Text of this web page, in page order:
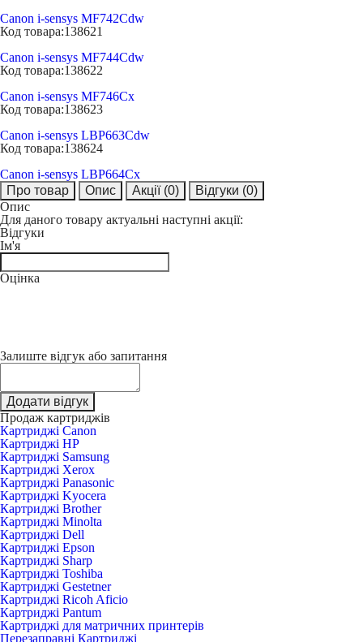
Canon i-sensys MF742Cdw
Код товара:138621
Canon i-sensys MF744Cdw
Код товара:138622
Canon i-sensys MF746Cx
Код товара:138623
Canon i-sensys LBP663Cdw
Код товара:138624
Canon i-sensys LBP664Cx
Про товар
Опис Акції (0) Відгуки (0)
Опис
Для даного товару актуальні наступні акції:
Відгуки
Ім'я
Оцінка
Залиште відгук або запитання
Додати відгук
Продаж картриджів
Картриджі Canon
Картриджі HP
Картриджі Samsung
Картриджі Xerox
Картриджі Panasonic
Картриджі Kyocera
Картриджі Brother
Картриджі Minolta
Картриджі Dell
Картриджі Epson
Картриджі Sharp
Картриджі Toshiba
Картриджі Gestetner
Картриджі Ricoh Aficio
Картриджі Pantum
Картриджі для матричних принтерів
Перезаправні Картриджі